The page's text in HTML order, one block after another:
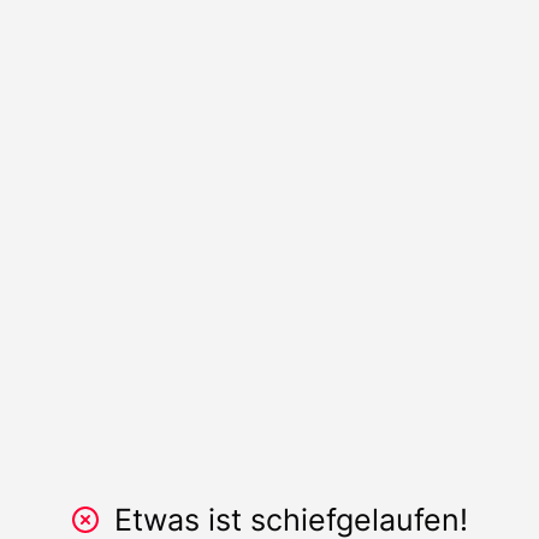
Etwas ist schiefgelaufen!